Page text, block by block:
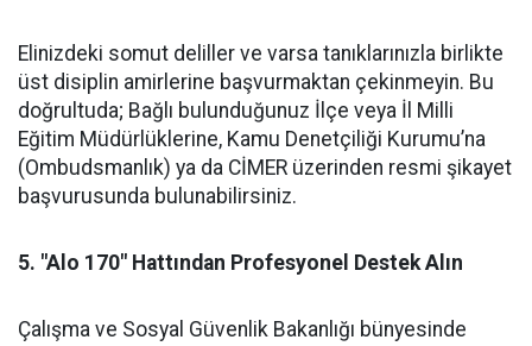
Elinizdeki somut deliller ve varsa tanıklarınızla birlikte
üst disiplin amirlerine başvurmaktan çekinmeyin. Bu
doğrultuda; Bağlı bulunduğunuz İlçe veya İl Milli
Eğitim Müdürlüklerine, Kamu Denetçiliği Kurumu’na
(Ombudsmanlık) ya da CİMER üzerinden resmi şikayet
başvurusunda bulunabilirsiniz.
​5. "Alo 170" Hattından Profesyonel Destek Alın
Çalışma ve Sosyal Güvenlik Bakanlığı bünyesinde